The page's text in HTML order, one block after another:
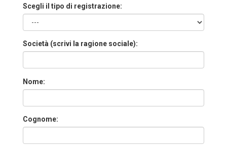
Scegli il tipo di registrazione:
Società (scrivi la ragione sociale):
Nome:
Cognome: